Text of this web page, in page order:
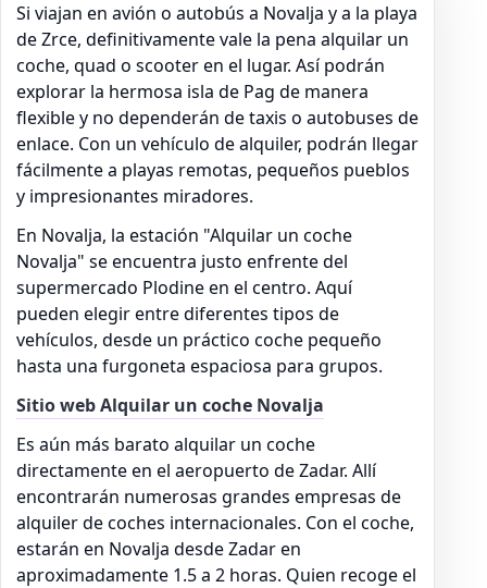
Si viajan en avión o autobús a Novalja y a la playa
de Zrce, definitivamente vale la pena alquilar un
coche, quad o scooter en el lugar. Así podrán
explorar la hermosa isla de Pag de manera
flexible y no dependerán de taxis o autobuses de
enlace. Con un vehículo de alquiler, podrán llegar
fácilmente a playas remotas, pequeños pueblos
y impresionantes miradores.
En Novalja, la estación "Alquilar un coche
Novalja" se encuentra justo enfrente del
supermercado Plodine en el centro. Aquí
pueden elegir entre diferentes tipos de
vehículos, desde un práctico coche pequeño
hasta una furgoneta espaciosa para grupos.
Sitio web Alquilar un coche Novalja
Es aún más barato alquilar un coche
directamente en el aeropuerto de Zadar. Allí
encontrarán numerosas grandes empresas de
alquiler de coches internacionales. Con el coche,
estarán en Novalja desde Zadar en
aproximadamente 1.5 a 2 horas. Quien recoge el